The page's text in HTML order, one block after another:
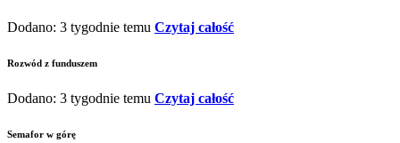
Dodano: 3 tygodnie temu Czytaj całość
Rozwód z funduszem
Dodano: 3 tygodnie temu Czytaj całość
Semafor w górę